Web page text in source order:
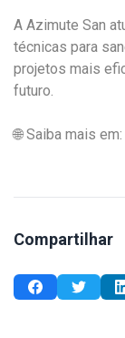
A Azimute San
técnicas para
projetos mais
futuro.
🌐 Saiba mais
Compartilhar